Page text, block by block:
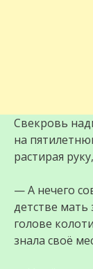
Свекровь
на
растирая
— А нечего
детстве мать
голове
знала своё